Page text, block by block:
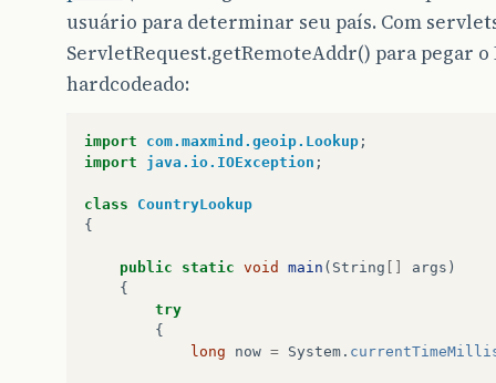
usuário para determinar seu país. Com
ServletRequest.getRemoteAddr() para pegar o
hardcodeado:
import com.maxmind.geoip.Lookup ;
import
java.io.IOException ;
class
CountryLookup
{
public static void main ( String args )
{
try
{
long
now = System .